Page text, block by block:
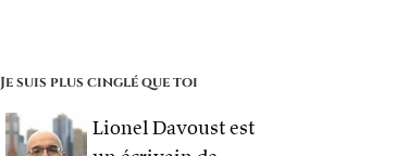
Je suis plus cinglé que toi
Lionel Davoust est